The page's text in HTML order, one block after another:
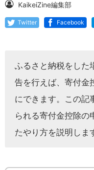
KaikeiZine編集部
Twitter Facebook
ふるさと納税をした
告を行えば、寄付金
にできます。この記
られる寄付金控除の
たやり方を説明しま